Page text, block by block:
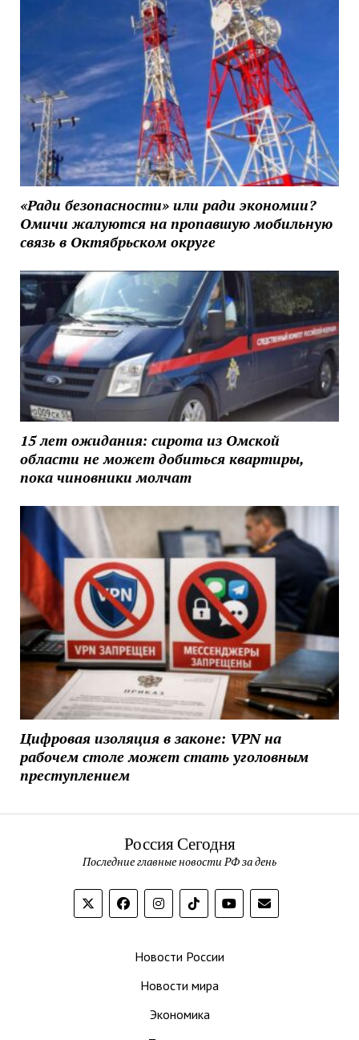
«Ради безопасности» или ради экономии?
Омичи жалуются на пропавшую мобильную
связь в Октябрьском округе
15 лет ожидания: сирота из Омской
области не может добиться квартиры,
пока чиновники молчат
Цифровая изоляция в законе: VPN на
рабочем столе может стать уголовным
преступлением
Россия Сегодня
Последние главные новости РФ за день
Новости России
Новости мира
Экономика